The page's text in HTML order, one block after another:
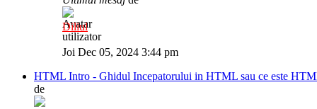
Diliul
Joi Dec 05, 2024 3:44 pm
HTML Intro - Ghidul Incepatorului in HTML sau ce este
de